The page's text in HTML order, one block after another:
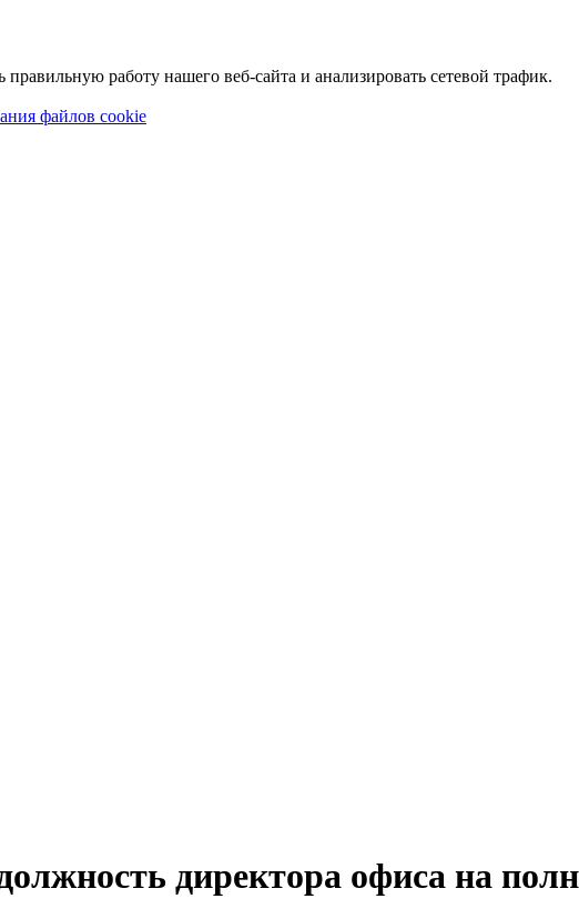
работу нашего веб-сайта и анализировать сетевой трафик.
файлов cookie
директора офиса на